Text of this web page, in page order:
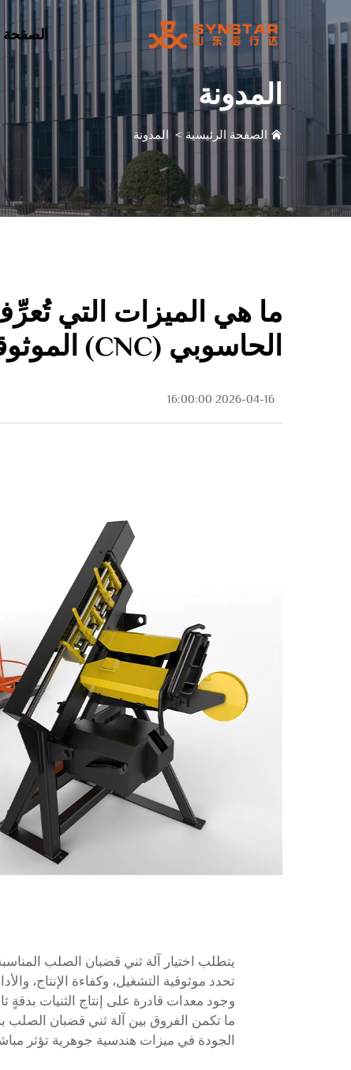
الصفحة
المدونة
الصفحة الرئيسية > المدونة
ما هي الميزات التي
الحاسوبي (CNC) الموثوقة؟
2026-04-16 16:00:00
يتطلب اختيار آلة ثني قضبان الصلب
تحدد موثوقية التشغيل، وكفاءة الإنتاج،
وجود معدات قادرة على إنتاج الثنيات
ما تكمن الفروق بين آلة ثني قضبان الصلب
الجودة في ميزات هندسية جوهرية تؤثر